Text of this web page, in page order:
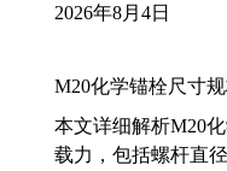
2026年8月4日
M20化学锚栓尺寸
本文详细解析M20
载力，包括螺杆直